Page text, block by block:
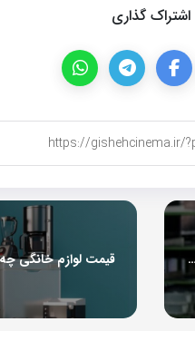
اشتراک گذاری
افتتاح واحدهای صنعتی جدید در استان تهران / زمینه اشتغال ۱,۵۹۰ نفر فراهم شد